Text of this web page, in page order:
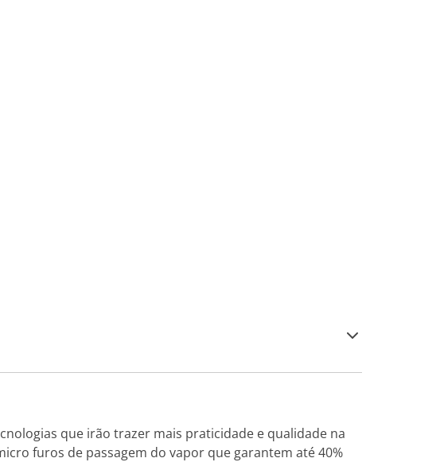
que irão trazer mais praticidade e qualidade na
furos de passagem do vapor que garantem até 40%